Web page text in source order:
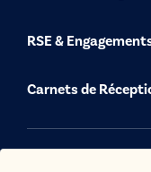
RSE &
Carnets de